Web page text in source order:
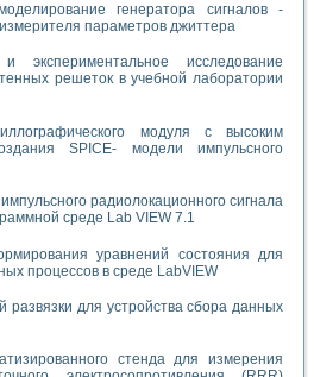
генератора сигналов -
параметров джиттера
экспериментальное исследование
решеток в учебной лаборатории
модуля с высоким
SPICE- модели импульсного
радиолокационного сигнала
среде Lab VIEW 7.1
уравнений состояния для
процессов в среде LabVIEW
развязки для устройства сбора данных
стенда для измерения